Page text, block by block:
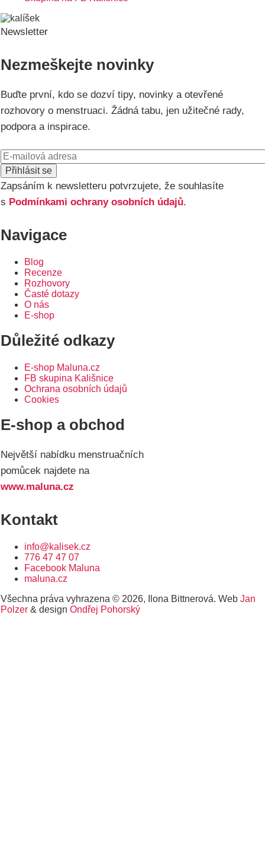
menu
Newsletter
Nezmeškejte novinky
Buďte první, kdo se dozví tipy, novinky a otevřené
rozhovory o menstruaci. Žádná tabu, jen užitečné rady,
podpora a inspirace.
E-
mail
Zapsáním k newsletteru potvrzujete, že souhlasíte
s Podmínkami ochrany osobních údajů.
Navigace
Blog
Recenze
Rozhovory
Časté dotazy
O nás
E-shop
Důležité odkazy
E-shop Maluna.cz
FB skupina Kališnice
Ochrana osobních údajů
Cookies
E-shop a obchod
Největší nabídku menstruačních
pomůcek najdete na
www.maluna.cz
Kontakt
info@kalisek.cz
776 47 47 07
Facebook Maluna
maluna.cz
Všechna práva vyhrazena © 2026, Ilona Bittnerová. Web Jan
Polzer & design Ondřej Pohorský